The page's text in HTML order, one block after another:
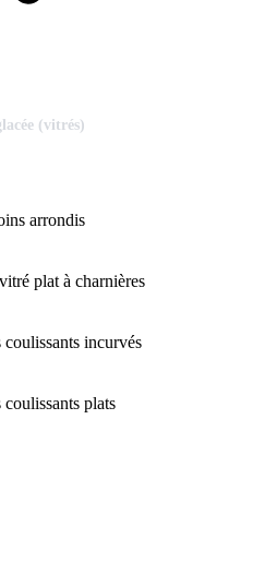
(vitrés)
arrondis
plat à charnières
incurvés
plats